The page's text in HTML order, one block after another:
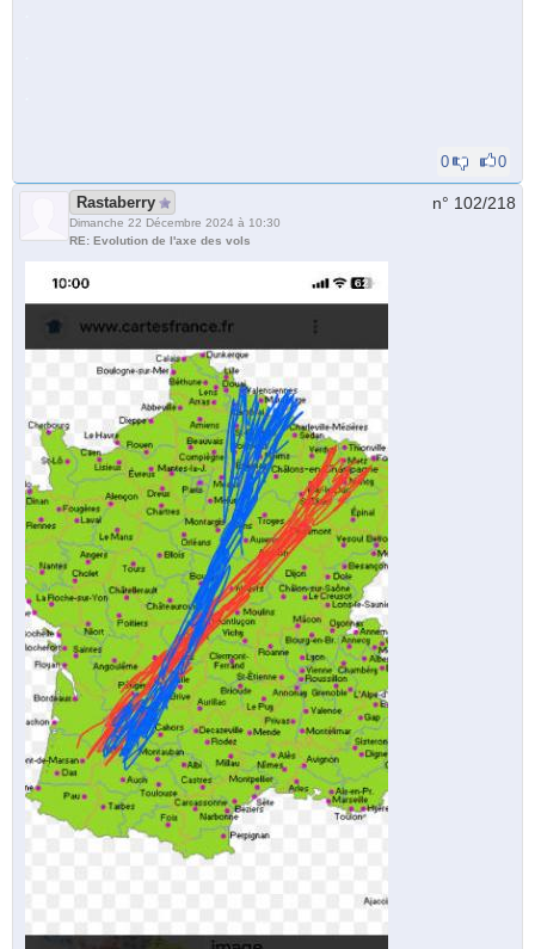
0 0
Rastaberry
Dimanche 22 Décembre 2024 à 10:30
RE: Evolution de l'axe des vols
n° 102/218